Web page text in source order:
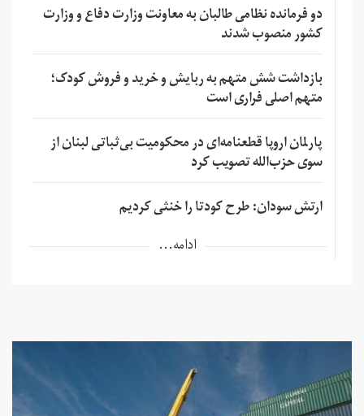
دو فرمانده نظامی طالبان به معاونت وزارت دفاع و وزارت
کشور منصوب شدند
بازداشت شش متهم به ربایش و خرید و فروش کودک؛
متهم اصلی فراری است
پارلمان اروپا قطعنامه‌ای در محکومیت بی‌ثباتی لبنان از
سوی حزب‌الله تصویب کرد
ارتش سودان: طرح کودتا را خنثی کردیم
ادامه...